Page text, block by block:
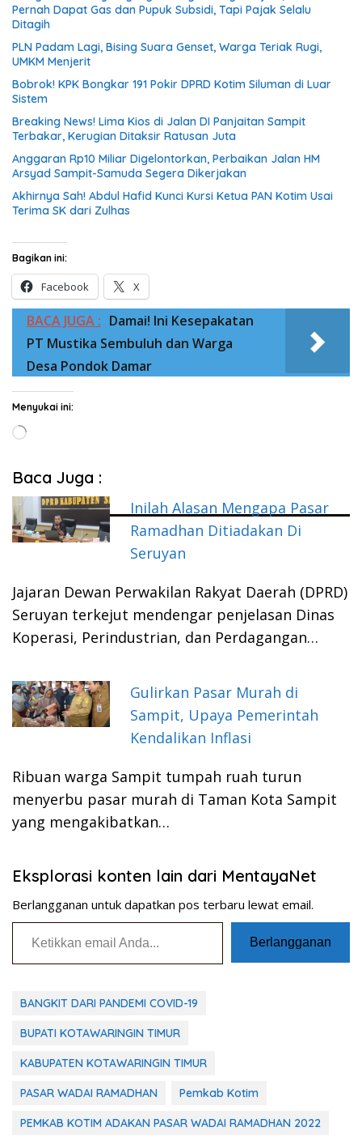
Pernah Dapat Gas dan Pupuk Subsidi, Tapi Pajak Selalu
Ditagih
PLN Padam Lagi, Bising Suara Genset, Warga Teriak Rugi,
UMKM Menjerit
Bobrok! KPK Bongkar 191 Pokir DPRD Kotim Siluman di Luar
Sistem
Breaking News! Lima Kios di Jalan DI Panjaitan Sampit
Terbakar, Kerugian Ditaksir Ratusan Juta
Anggaran Rp10 Miliar Digelontorkan, Perbaikan Jalan HM
Arsyad Sampit-Samuda Segera Dikerjakan
Akhirnya Sah! Abdul Hafid Kunci Kursi Ketua PAN Kotim Usai
Terima SK dari Zulhas
Bagikan ini:
Facebook X
BACA JUGA : Damai! Ini Kesepakatan
PT Mustika Sembuluh dan Warga
Desa Pondok Damar
Menyukai ini:
Memuat...
Baca Juga :
Inilah Alasan Mengapa Pasar
Ramadhan Ditiadakan Di
Seruyan
Jajaran Dewan Perwakilan Rakyat Daerah (DPRD)
Seruyan terkejut mendengar penjelasan Dinas
Koperasi, Perindustrian, dan Perdagangan…
Gulirkan Pasar Murah di
Sampit, Upaya Pemerintah
Kendalikan Inflasi
Ribuan warga Sampit tumpah ruah turun
menyerbu pasar murah di Taman Kota Sampit
yang mengakibatkan…
Eksplorasi konten lain dari MentayaNet
Berlangganan untuk dapatkan pos terbaru lewat email.
Ketikkan email Anda...
Berlangganan
BANGKIT DARI PANDEMI COVID-19
BUPATI KOTAWARINGIN TIMUR
KABUPATEN KOTAWARINGIN TIMUR
PASAR WADAI RAMADHAN Pemkab Kotim
PEMKAB KOTIM ADAKAN PASAR WADAI RAMADHAN 2022